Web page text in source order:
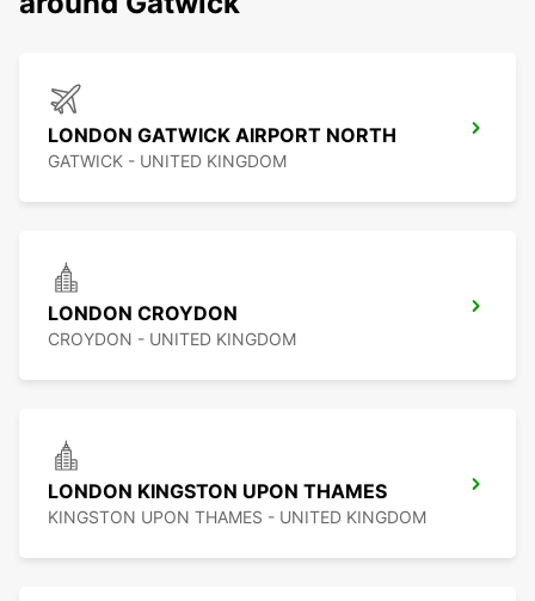
LONDON GATWICK AIRPORT NORTH
GATWICK - UNITED KINGDOM
LONDON CROYDON
CROYDON - UNITED KINGDOM
LONDON KINGSTON UPON THAMES
KINGSTON UPON THAMES - UNITED KINGDOM